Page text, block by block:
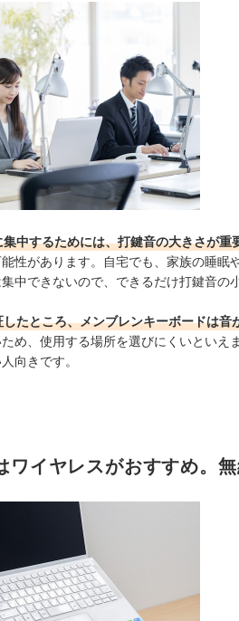
中するためには、打鍵音の大きさが重
性があります。自宅でも、家族の睡
中できないので、できるだけ打鍵音の
たところ、メンブレンキーボードは音
め、使用する場所を選びにくいとい
向きです。
ワイヤレスがおすすめ。